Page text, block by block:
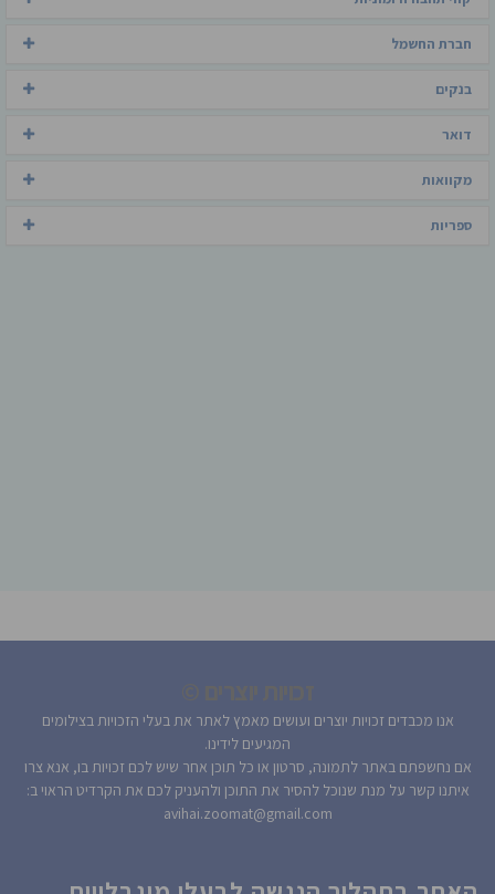
חברת החשמל
בנקים
דואר
מקוואות
ספריות
אנו מכבדים זכויות יוצרים ועושים מאמץ לאתר את בעלי הזכויות בצילומים
המגיעים לידינו.
אם נחשפתם באתר לתמונה, סרטון או כל תוכן אחר שיש לכם זכויות בו, אנא צרו
איתנו קשר על מנת שנוכל להסיר את התוכן ולהעניק לכם את הקרדיט הראוי ב:
avihai.zoomat@gmail.com